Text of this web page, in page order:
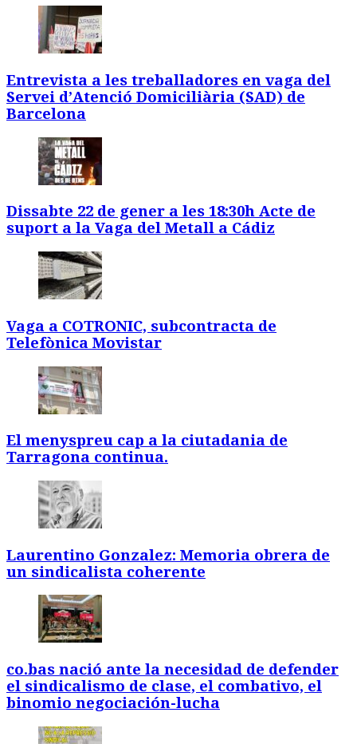
Entrevista a les treballadores en vaga del
Servei d’Atenció Domiciliària (SAD) de
Barcelona
Dissabte 22 de gener a les 18:30h Acte de
suport a la Vaga del Metall a Cádiz
Vaga a COTRONIC, subcontracta de
Telefònica Movistar
El menyspreu cap a la ciutadania de
Tarragona continua.
Laurentino Gonzalez: Memoria obrera de
un sindicalista coherente
co.bas nació ante la necesidad de defender
el sindicalismo de clase, el combativo, el
binomio negociación-lucha